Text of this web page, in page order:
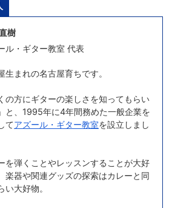
樹
ル・ギター教室 代表
生まれの名古屋育ちです。
の方にギターの楽しさを知ってもらい
と、1995年に4年間務めた一般企業を
てアズール・ギター教室を設立しまし
を弾くことやレッスンすることが大好
楽器や関連グッズの探索はカレーと同
い大好物。